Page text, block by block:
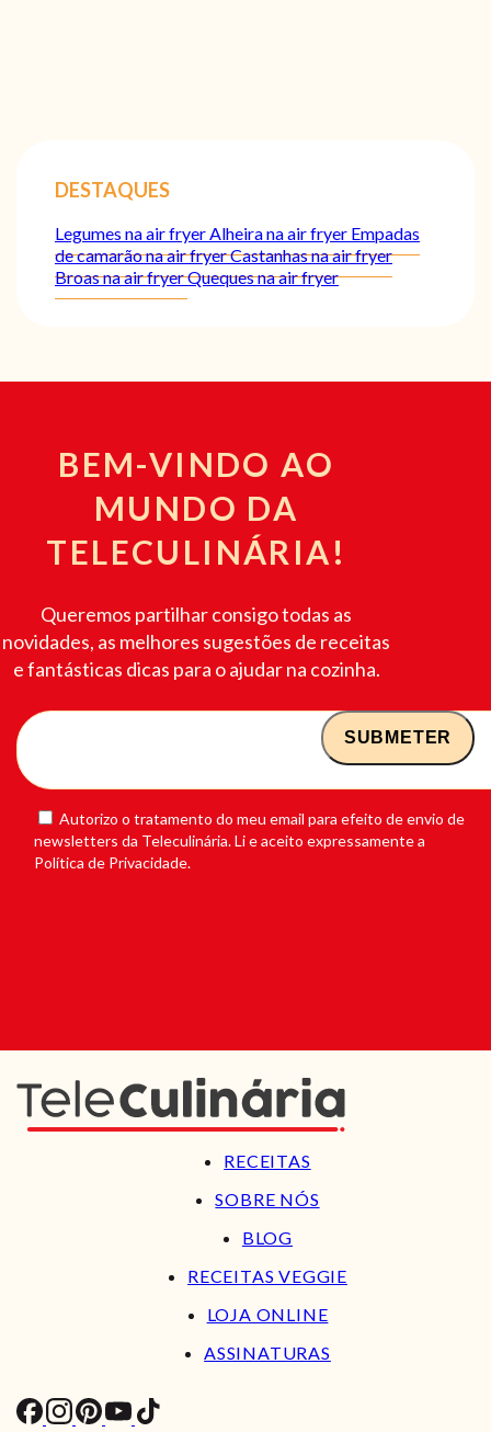
DESTAQUES
Legumes na air fryer Alheira na air fryer Empadas
de camarão na air fryerCastanhas na air fryer
Broas na air fryerQueques na air fryer
BEM-VINDO AO
MUNDO DA
TELECULINÁRIA!
Queremos partilhar consigo todas as
novidades, as melhores sugestões de receitas
e fantásticas dicas para o ajudar na cozinha.
Autorizo o tratamento do meu email para efeito de envio de
newsletters da Teleculinária. Li e aceito expressamente a
Política de Privacidade.
RECEITAS
SOBRE NÓS
BLOG
RECEITAS VEGGIE
LOJA ONLINE
ASSINATURAS